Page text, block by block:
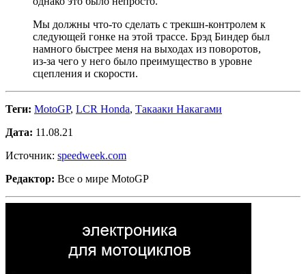
Мы должны что-то сделать с трекшн-контролем к
следующей гонке на этой трассе. Брэд Биндер был
намного быстрее меня на выходах из поворотов,
из-за чего у него было преимущество в уровне
сцепления и скорости.
Теги: MotoGP, LCR Honda, Такааки Накагами
Дата: 11.08.21
Источник: speedweek.com
Редактор: Все о мире MotoGP